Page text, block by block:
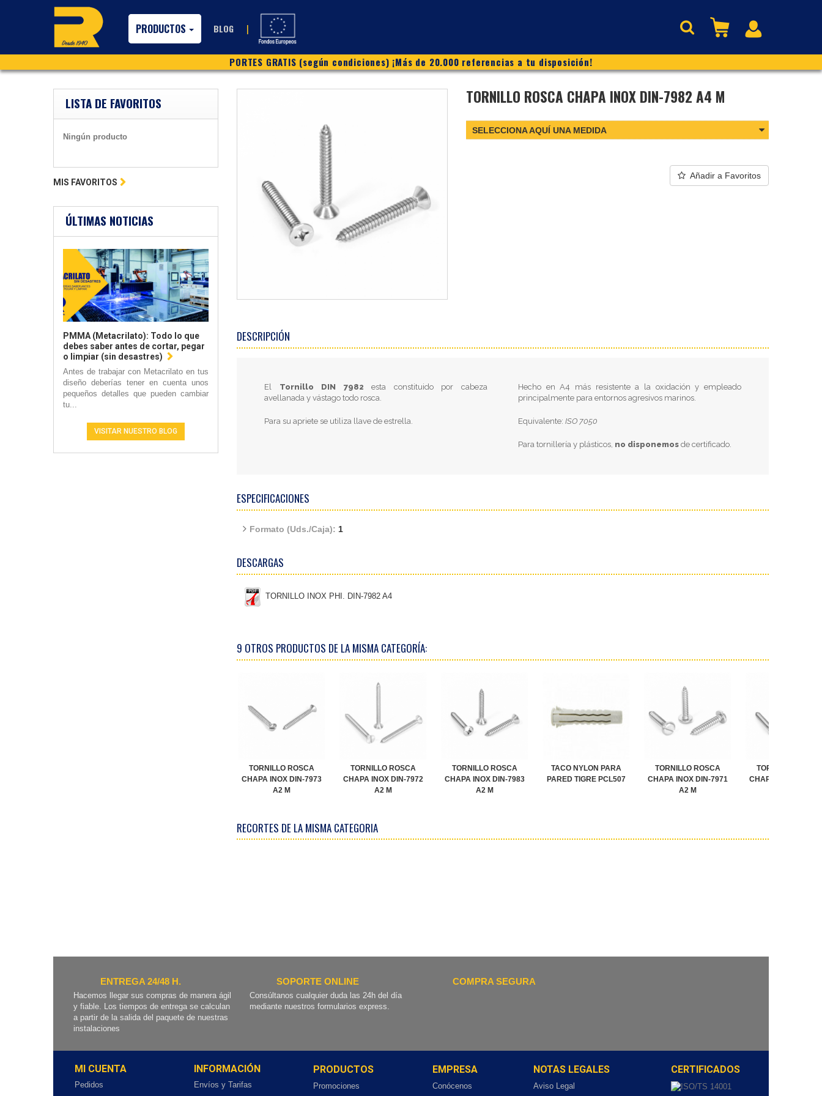
PRODUCTOS BLOG |
PORTES GRATIS (según condiciones) ¡Más de 20.000 referencias a tu disposición!
LISTA DE FAVORITOS
Ningún producto
MIS FAVORITOS
ÚLTIMAS NOTICIAS
PMMA (Metacrilato): Todo lo que
debes saber antes de cortar, pegar
o limpiar (sin desastres)
Antes de trabajar con Metacrilato en tus
diseño deberías tener en cuenta unos
pequeños detalles que pueden cambiar
tu...
VISITAR NUESTRO BLOG
TORNILLO ROSCA CHAPA INOX DIN-7982 A4 M
SELECCIONA AQUÍ UNA MEDIDA
Añadir a Favoritos
DESCRIPCIÓN
El Tornillo DIN 7982 esta constituido por cabeza
avellanada y vástago todo rosca.
Para su apriete se utiliza llave de estrella.
Hecho en A4 más resistente a la oxidación y empleado
principalmente para entornos agresivos marinos.
Equivalente: ISO 7050
Para tornillería y plásticos, no disponemos de certificado.
ESPECIFICACIONES
Formato (Uds./Caja): 1
DESCARGAS
TORNILLO INOX PHI. DIN-7982 A4
9 OTROS PRODUCTOS DE LA MISMA CATEGORÍA:
TORNILLO ROSCA
CHAPA INOX DIN-7973
A2 M
TORNILLO ROSCA
CHAPA INOX DIN-7972
A2 M
TORNILLO ROSCA
CHAPA INOX DIN-7983
A2 M
TACO NYLON PARA
PARED TIGRE PCL507
TORNILLO ROSCA
CHAPA INOX DIN-7971
A2 M
TORNILLO ROSCA
CHAPA INOX DIN-
RECORTES DE LA MISMA CATEGORIA
ENTREGA 24/48 H.
Hacemos llegar sus compras de manera ágil
y fiable. Los tiempos de entrega se calculan
a partir de la salida del paquete de nuestras
instalaciones
SOPORTE ONLINE
Consúltanos cualquier duda las 24h del día
mediante nuestros formularios express.
COMPRA SEGURA
MI CUENTA
Pedidos
INFORMACIÓN
Envíos y Tarifas
PRODUCTOS
Promociones
EMPRESA
Conócenos
NOTAS LEGALES
Aviso Legal
CERTIFICADOS